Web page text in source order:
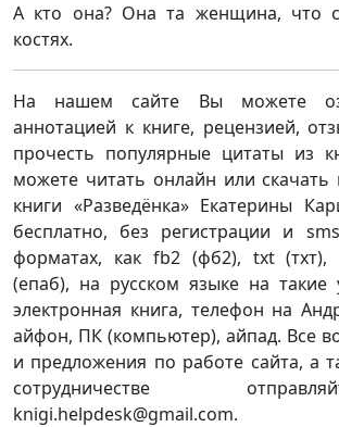
А кто она? Она та женщина, что
костях.
На нашем сайте Вы можете
аннотацией к книге, рецензией,
прочесть популярные цитаты из
можете читать онлайн или
книги «Разведёнка» Екатерины
бесплатно, без регистрации и
форматах, как fb2 (фб2), txt
(епаб), на русском языке на такие
электронная книга, телефон на
айфон, ПК (компьютер), айпад. Все
и предложения по работе сайта, а
сотрудничестве
knigi.helpdesk@gmail.com.